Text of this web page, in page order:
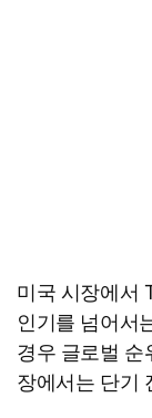
미국 시장에서
인기를 넘어서
경우 글로벌 순
장에서는 단기